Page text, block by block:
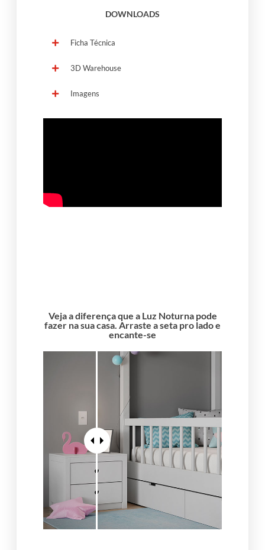
DOWNLOADS
Ficha Técnica
3D Warehouse
Imagens
Veja a diferença que a Luz Noturna pode
fazer na sua casa. Arraste a seta pro lado e
encante-se